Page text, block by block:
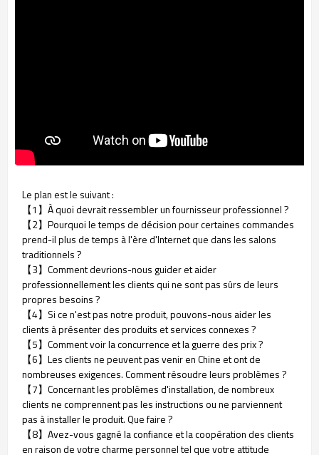
Le plan est le suivant :
【1】À quoi devrait ressembler un fournisseur professionnel ?
【2】Pourquoi le temps de décision pour certaines commandes
prend-il plus de temps à l'ère d'Internet que dans les salons
traditionnels ?
【3】Comment devrions-nous guider et aider
professionnellement les clients qui ne sont pas sûrs de leurs
propres besoins ?
【4】Si ce n'est pas notre produit, pouvons-nous aider les
clients à présenter des produits et services connexes ?
【5】Comment voir la concurrence et la guerre des prix ?
【6】Les clients ne peuvent pas venir en Chine et ont de
nombreuses exigences. Comment résoudre leurs problèmes ?
【7】Concernant les problèmes d'installation, de nombreux
clients ne comprennent pas les instructions ou ne parviennent
pas à installer le produit. Que faire ?
【8】Avez-vous gagné la confiance et la coopération des clients
en raison de votre charme personnel tel que votre attitude